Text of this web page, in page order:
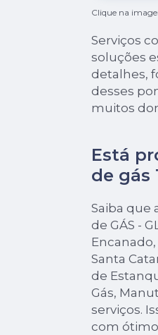
Clique na
Serviços
soluções
detalhes,
desses
muitos
Está
de gás
Saiba que
de GÁS -
Santa
de
Gás,
serviços.
com